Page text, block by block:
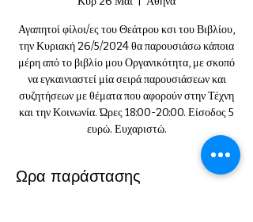
Αγαπητοί φίλοι/ες του Θεάτρου κσι του Βιβλίου,
την Κυριακή 26/5/2024 θα παρουσιάσω κάποια
μέρη από το βιβλίο μου Οργανικότητα, με σκοπό
να εγκαινιαστεί μία σειρά παρουσιάσεων και
συζητήσεων με θέματα που αφορούν στην Τέχνη
και την Κοινωνία. Ώρες 18:00-20:00. Είσοδος 5
ευρώ. Ευχαριστώ.
Ωρα παράστασης